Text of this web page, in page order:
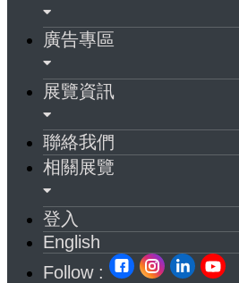
廣告專區
展覽資訊
聯絡我們
相關展覽
登入
English
Follow :